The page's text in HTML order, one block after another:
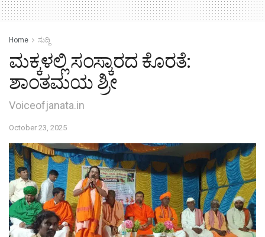
Home ಸುದ್ದಿ
ಮಕ್ಕಳಲ್ಲಿ ಸಂಸ್ಕಾರದ ಕೊರತೆ:
ಶಾಂತಮಯ ಶ್ರೀ
Voiceofjanata.in
October 23, 2025